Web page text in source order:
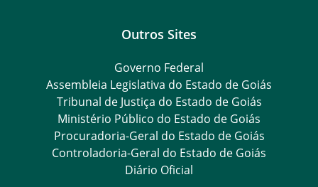
Outros Sites
Governo Federal
Assembleia Legislativa do Estado de Goiás
Tribunal de Justiça do Estado de Goiás
Ministério Público do Estado de Goiás
Procuradoria-Geral do Estado de Goiás
Controladoria-Geral do Estado de Goiás
Diário Oficial